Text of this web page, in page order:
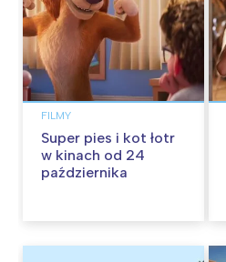
FILMY
Super pies i kot łotr
w kinach od 24
października